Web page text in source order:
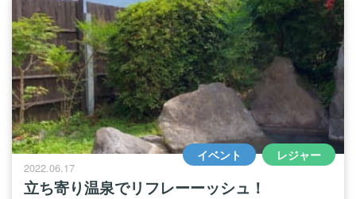
2022.06.17
立ち寄り温泉でリフレーーッシュ！
イベント レジャー